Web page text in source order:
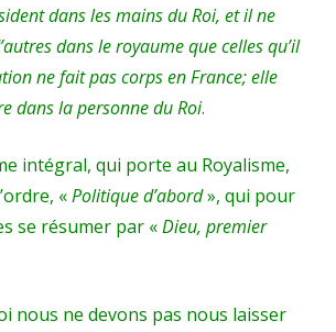
dans les mains du Roi, et il ne
dans le royaume que celles qu’il
ne fait pas corps en France; elle
dans la personne du Roi.
intégral, qui porte au Royalisme,
«Politique d’abord», qui pour
se résumer par «Dieu, premier
nous ne devons pas nous laisser